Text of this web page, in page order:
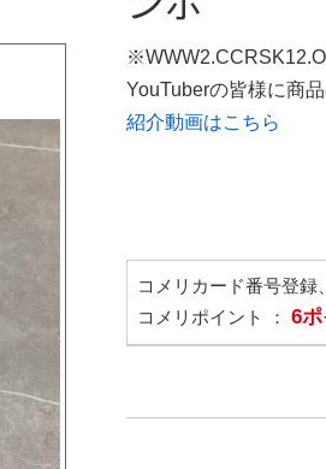
YouTuberの皆様に商
紹介動画はこちら
コメリカード番号登
コメリポイント ： 6